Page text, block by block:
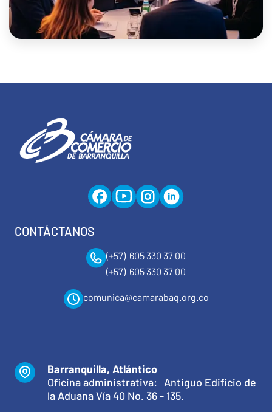
CONTÁCTANOS
(+57) 605 330 37 00
(+57) 605 330 37 00
comunica@camarabaq.org.co
Barranquilla, Atlántico
Oficina administrativa: Antiguo Edificio de
la Aduana Vía 40 No. 36 - 135.